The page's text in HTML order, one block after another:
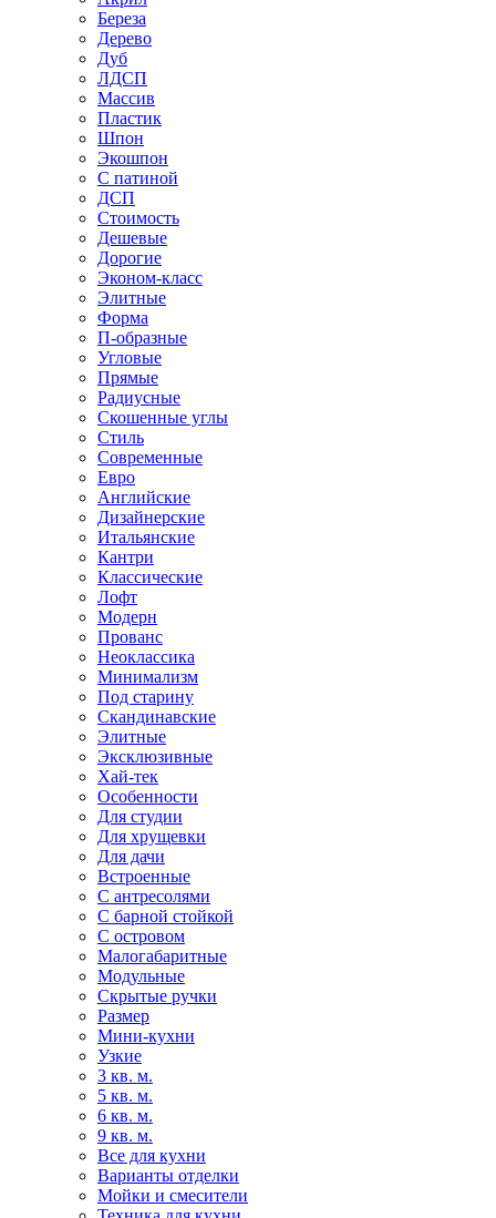
Береза
Дерево
Дуб
ЛДСП
Массив
Пластик
Шпон
Экошпон
С патиной
ДСП
Стоимость
Дешевые
Дорогие
Эконом-класс
Элитные
Форма
П-образные
Угловые
Прямые
Радиусные
Скошенные углы
Стиль
Современные
Евро
Английские
Дизайнерские
Итальянские
Кантри
Классические
Лофт
Модерн
Прованс
Неоклассика
Минимализм
Под старину
Скандинавские
Элитные
Эксклюзивные
Хай-тек
Особенности
Для студии
Для хрущевки
Для дачи
Встроенные
С антресолями
С барной стойкой
С островом
Малогабаритные
Модульные
Скрытые ручки
Размер
Мини-кухни
Узкие
3 кв. м.
5 кв. м.
6 кв. м.
9 кв. м.
Все для кухни
Варианты отделки
Мойки и смесители